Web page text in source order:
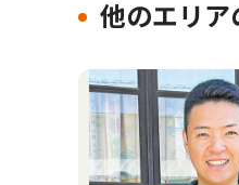
他のエリア